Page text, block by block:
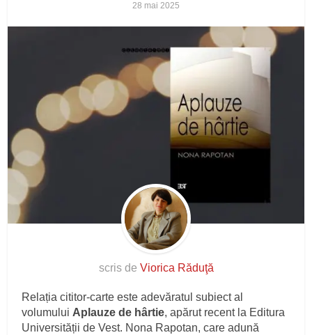
28 mai 2025
scris de Viorica Răduţă
Relația cititor-carte este adevăratul subiect al
volumuluiAplauze de hârtie, apărut recent la Editura
Universității de Vest. Nona Rapotan, care adună